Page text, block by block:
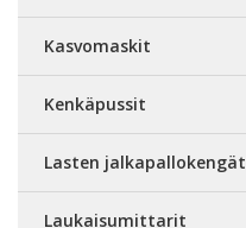
Kasvomaskit
Kenkäpussit
Lasten jalkapallokengät
Laukaisumittarit